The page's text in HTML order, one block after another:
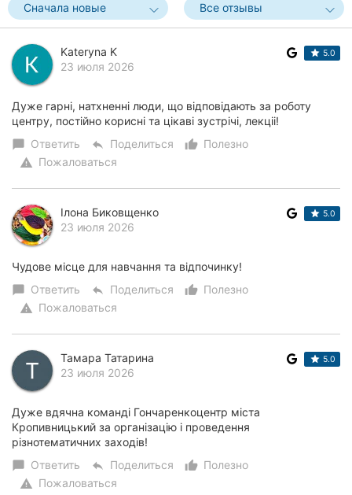
Сначала новые Все отзывы
Kateryna K
23 июля 2026
5.0
Дуже гарні, натхненні люди, що відповідають за роботу
центру, постійно корисні та цікаві зустрічі, лекціі!
chat_bubble Ответить reply Поделиться thumb_up_alt
Полезно
warning Пожаловаться
Ілона Биковщенко
23 июля 2026
5.0
Чудове місце для навчання та відпочинку!
chat_bubble Ответить reply Поделиться thumb_up_alt
Полезно
warning Пожаловаться
Тамара Татарина
23 июля 2026
5.0
Дуже вдячна команді Гончаренкоцентр міста
Кропивницький за організацію і проведення
різнотематичних заходів!
chat_bubble Ответить reply Поделиться thumb_up_alt
Полезно
warning Пожаловаться